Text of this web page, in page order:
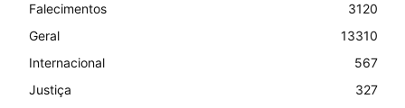
Falecimentos
3120
Geral
13310
Internacional
567
Justiça
327